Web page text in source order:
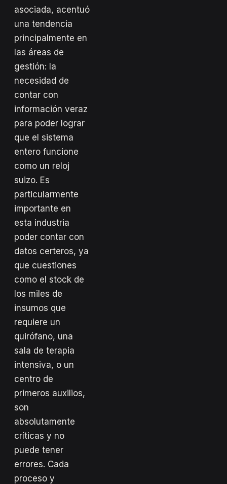
asociada, acentuó
una tendencia
principalmente en
las áreas de
gestión: la
necesidad de
contar con
información veraz
para poder lograr
que el sistema
entero funcione
como un reloj
suizo. Es
particularmente
importante en
esta industria
poder contar con
datos certeros, ya
que cuestiones
como el stock de
los miles de
insumos que
requiere un
quirófano, una
sala de terapia
intensiva, o un
centro de
primeros auxilios,
son
absolutamente
críticas y no
puede tener
errores. Cada
proceso y